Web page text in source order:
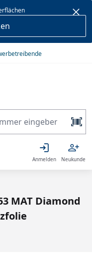
Anmelden Neukunde
MAT Diamond